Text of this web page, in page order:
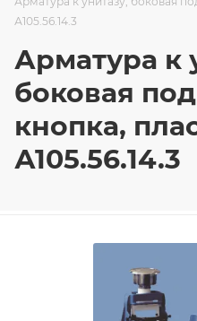
А105.56.14.3
Арматура к
боковая
кнопка,
А105.56.14.3